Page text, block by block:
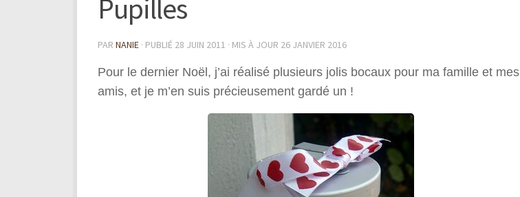
Pupilles
PAR NANIE · PUBLIÉ 28 JUIN 2011 · MIS À JOUR 26 JANVIER 2016
Pour le dernier Noël, j’ai réalisé plusieurs jolis bocaux pour ma famille et mes
amis, et je m’en suis précieusement gardé un !